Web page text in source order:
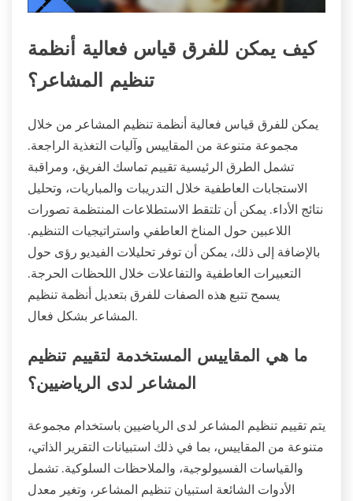
كيف يمكن للفرق قياس فعالية أنظمة
تنظيم المشاعر؟
يمكن للفرق قياس فعالية أنظمة تنظيم المشاعر من خلال
مجموعة متنوعة من المقاييس وآليات التغذية الراجعة.
تشمل الطرق الرئيسية تقييم تماسك الفريق، ومراقبة
الاستجابات العاطفية خلال التدريبات والمباريات، وتحليل
نتائج الأداء. يمكن أن تلتقط الاستطلاعات المنتظمة تصورات
اللاعبين حول المناخ العاطفي واستراتيجيات التنظيم.
بالإضافة إلى ذلك، يمكن أن توفر تحليلات الفيديو رؤى حول
التعبيرات العاطفية والتفاعلات خلال اللحظات الحرجة.
يسمح تتبع هذه الصفات للفرق بتعديل أنظمة تنظيم
المشاعر بشكل فعال.
ما هي المقاييس المستخدمة لتقييم تنظيم
المشاعر لدى الرياضيين؟
يتم تقييم تنظيم المشاعر لدى الرياضيين باستخدام مجموعة
متنوعة من المقاييس، بما في ذلك استبيانات التقرير الذاتي،
والقياسات الفسيولوجية، والملاحظات السلوكية. تشمل
الأدوات الشائعة استبيان تنظيم المشاعر، وتغير معدل